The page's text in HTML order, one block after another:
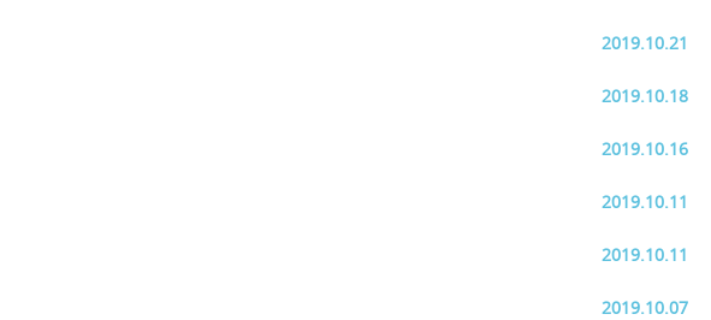
2019.10.21
2019.10.18
2019.10.16
2019.10.11
2019.10.11
2019.10.07